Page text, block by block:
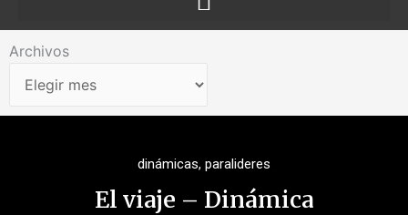
Archivos
Archivos
dinámicas, paralideres
El viaje – Dinámica